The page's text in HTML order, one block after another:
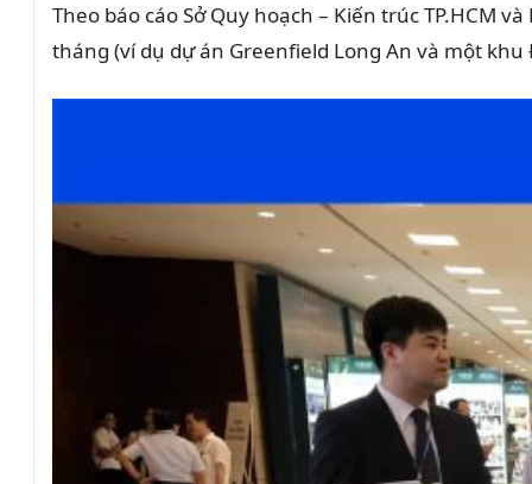
Theo báo cáo Sở Quy hoạch – Kiến trúc TP.HCM
tháng (ví dụ dự án Greenfield Long An và một